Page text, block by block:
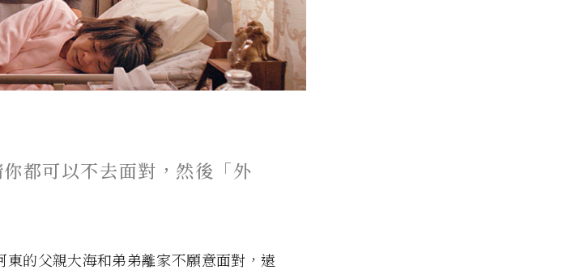
都可以不去面對，然後「外
的父親大海和弟弟離家不願意面對，遠